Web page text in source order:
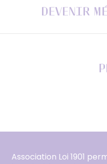
Devenir
Association Loi 1901